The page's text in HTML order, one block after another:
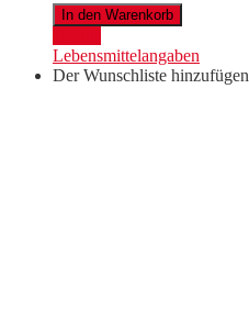
3er
Holzkiste
Blaufränkisch
M56
In den Warenkorb
Lebensmittelangaben
Der Wunschliste hinzufügen